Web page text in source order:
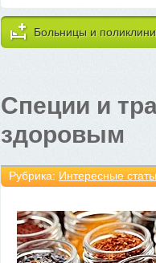
Больницы и
Специи и
здоровым
Рубрика: Интересные